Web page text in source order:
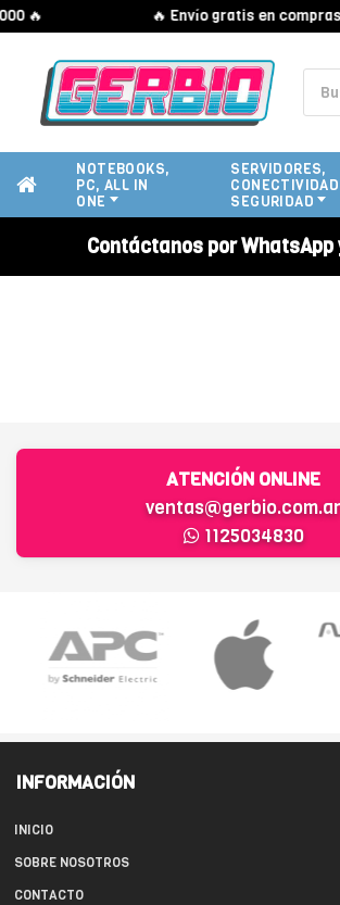
🔥 🔥 Envío gratis en compras
NOTEBOOKS,
PC, ALL IN
ONE
SERVIDORES,
SEGURIDAD
Contáctanos por
ATENCIÓN ONLINE
ventas@gerbio.com.ar
1125034830
INFORMACIÓN
INICIO
SOBRE NOSOTROS
CONTACTO